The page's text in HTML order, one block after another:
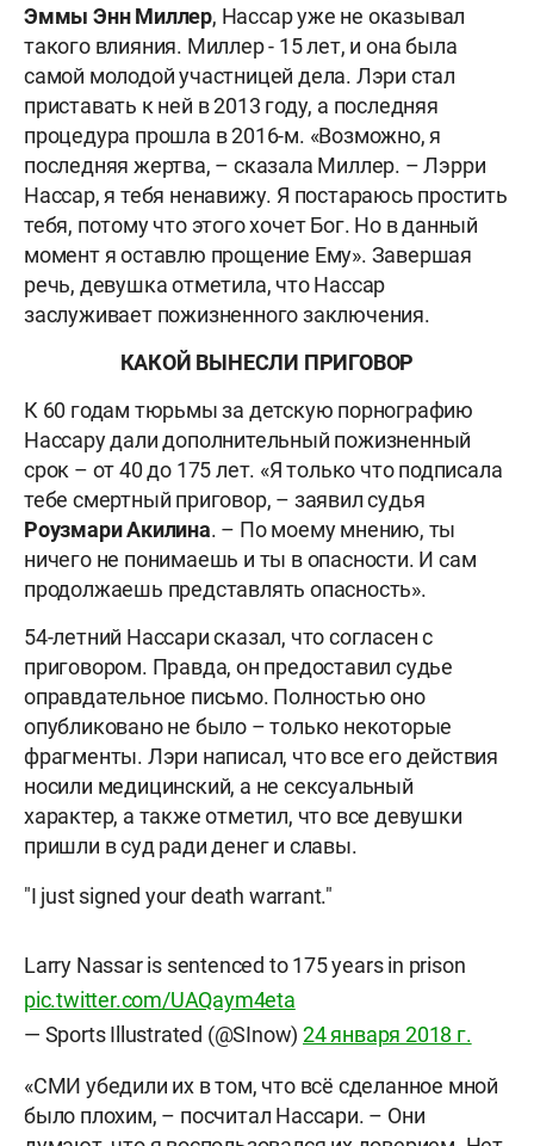
Эммы Энн Миллер, Нассар уже не оказывал
такого влияния. Миллер - 15 лет, и она была
самой молодой участницей дела. Лэри стал
приставать к ней в 2013 году, а последняя
процедура прошла в 2016-м. «Возможно, я
последняя жертва, – сказала Миллер. – Лэрри
Нассар, я тебя ненавижу. Я постараюсь простить
тебя, потому что этого хочет Бог. Но в данный
момент я оставлю прощение Ему». Завершая
речь, девушка отметила, что Нассар
заслуживает пожизненного заключения.
КАКОЙ ВЫНЕСЛИ ПРИГОВОР
К 60 годам тюрьмы за детскую порнографию
Нассару дали дополнительный пожизненный
срок – от 40 до 175 лет. «Я только что подписала
тебе смертный приговор, – заявил судья
Роузмари Акилина. – По моему мнению, ты
ничего не понимаешь и ты в опасности. И сам
продолжаешь представлять опасность».
54-летний Нассари сказал, что согласен с
приговором. Правда, он предоставил судье
оправдательное письмо. Полностью оно
опубликовано не было – только некоторые
фрагменты. Лэри написал, что все его действия
носили медицинский, а не сексуальный
характер, а также отметил, что все девушки
пришли в суд ради денег и славы.
"I just signed your death warrant."
Larry Nassar is sentenced to 175 years in prison
pic.twitter.com/UAQaym4eta
— Sports Illustrated (@SInow)24 января 2018 г.
«СМИ убедили их в том, что всё сделанное мной
было плохим, – посчитал Нассари. – Они